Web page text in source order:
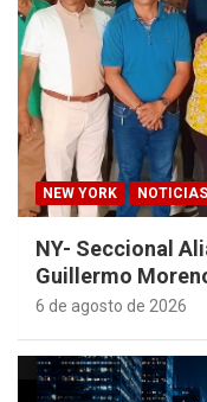
NEW YORK
NY- Seccional
Guillermo
6 de agosto de 2026